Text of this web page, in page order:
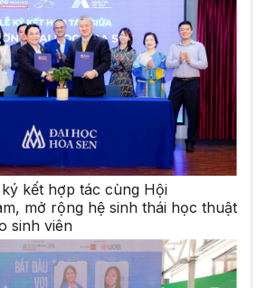
kết hợp tác cùng Hội
mở rộng hệ sinh thái học thuật
sinh viên